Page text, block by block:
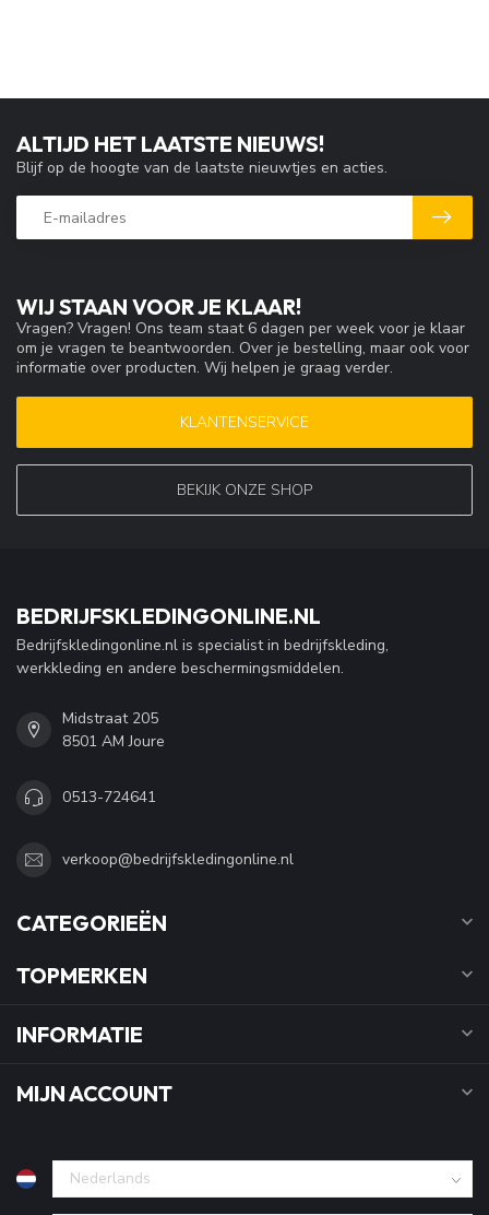
WIJ STAAN VOOR JE KLAAR!
Vragen? Vragen! Ons team staat 6 dagen per week voor je klaar
om je vragen te beantwoorden. Over je bestelling, maar ook voor
informatie over producten. Wij helpen je graag verder.
KLANTENSERVICE
BEKIJK ONZE SHOP
ALTIJD HET LAATSTE NIEUWS!
Blijf op de hoogte van de laatste nieuwtjes en acties.
BEDRIJFSKLEDINGONLINE.NL
Bedrijfskledingonline.nl is specialist in bedrijfskleding,
werkkleding en andere beschermingsmiddelen.
Midstraat 205
8501 AM Joure
0513-724641
verkoop@bedrijfskledingonline.nl
CATEGORIEËN
TOPMERKEN
INFORMATIE
MIJN ACCOUNT